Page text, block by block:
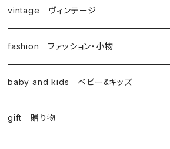
vintage ヴィンテージ
fashion ファッション・小物
baby and kids ベビー&キッズ
gift 贈り物